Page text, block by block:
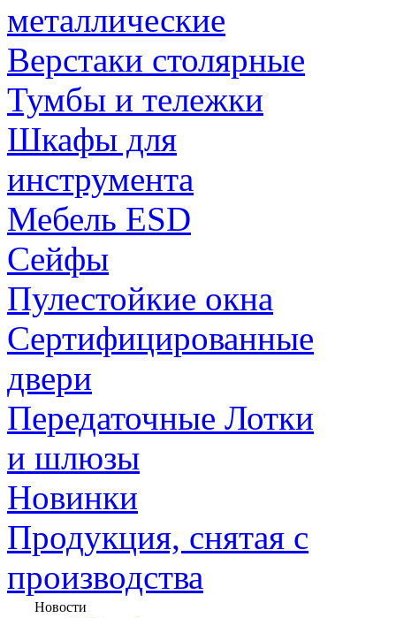
металлические
Верстаки столярные
Тумбы и тележки
Шкафы для
инструмента
Мебель ESD
Сейфы
Пулестойкие окна
Сертифицированные
двери
Передаточные Лотки
и шлюзы
Новинки
Продукция, снятая с
производства
Новости